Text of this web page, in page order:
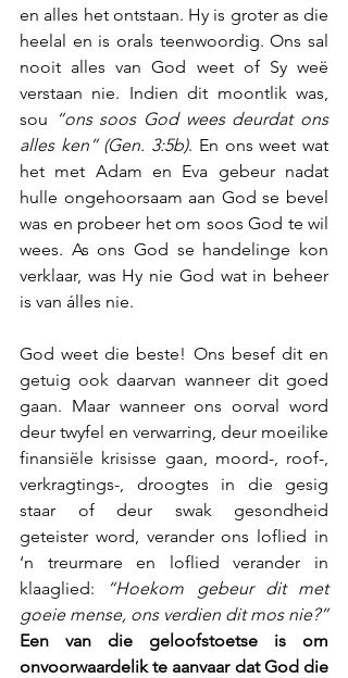
en alles het ontstaan. Hy is groter as die
heelal en is orals teenwoordig. Ons sal
nooit alles van God weet of Sy weë
verstaan nie. Indien dit moontlik was,
sou “ons soos God wees deurdat ons
alles ken” (Gen. 3:5b). En ons weet wat
het met Adam en Eva gebeur nadat
hulle ongehoorsaam aan God se bevel
was en probeer het om soos God te wil
wees. As ons God se handelinge kon
verklaar, was Hy nie God wat in beheer
is van álles nie.
God weet die beste! Ons besef dit en
getuig ook daarvan wanneer dit goed
gaan. Maar wanneer ons oorval word
deur twyfel en verwarring, deur moeilike
finansiële krisisse gaan, moord-, roof-,
verkragtings-, droogtes in die gesig
staar of deur swak gesondheid
geteister word, verander ons loflied in
‘n treurmare en loflied verander in
klaaglied:
“Hoekom gebeur dit met
goeie mense, ons verdien dit mos nie?”
Een van die geloofstoetse is om
onvoorwaardelik te aanvaar dat God die